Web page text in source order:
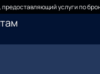
услуги по